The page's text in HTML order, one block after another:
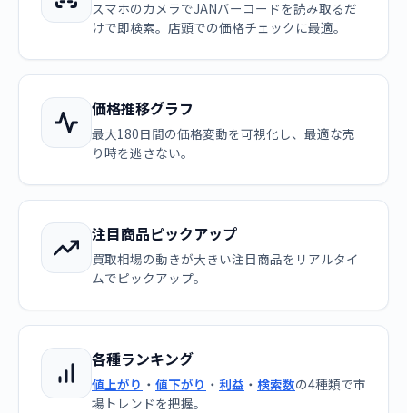
スマホのカメラでJANバーコードを読み取るだ
けで即検索。店頭での価格チェックに最適。
価格推移グラフ
最大180日間の価格変動を可視化し、最適な売
り時を逃さない。
注目商品ピックアップ
買取相場の動きが大きい注目商品をリアルタイ
ムでピックアップ。
各種ランキング
値上がり ・ 値下がり ・ 利益 ・ 検索数の4種類で市
場トレンドを把握。